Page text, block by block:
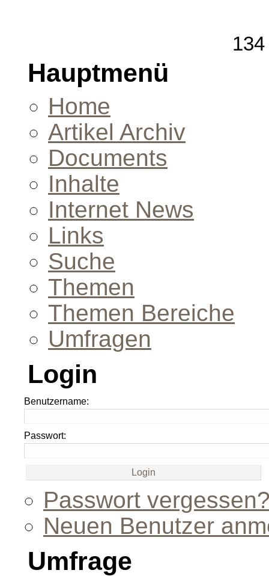
Hauptmenü
Home
Artikel Archiv
Documents
Inhalte
Internet News
Links
Suche
Themen
Themen Bereiche
Umfragen
Login
Benutzername:
Passwort:
Passwort
Neuen Benutzer
Umfrage